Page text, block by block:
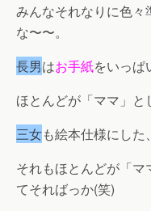
みんなそれなりに色々
な〜〜。
長男はお手紙をいっぱ
ほとんどが「ママ」
三女も絵本仕様にした、
それもほとんどが「
てそればっか(笑)